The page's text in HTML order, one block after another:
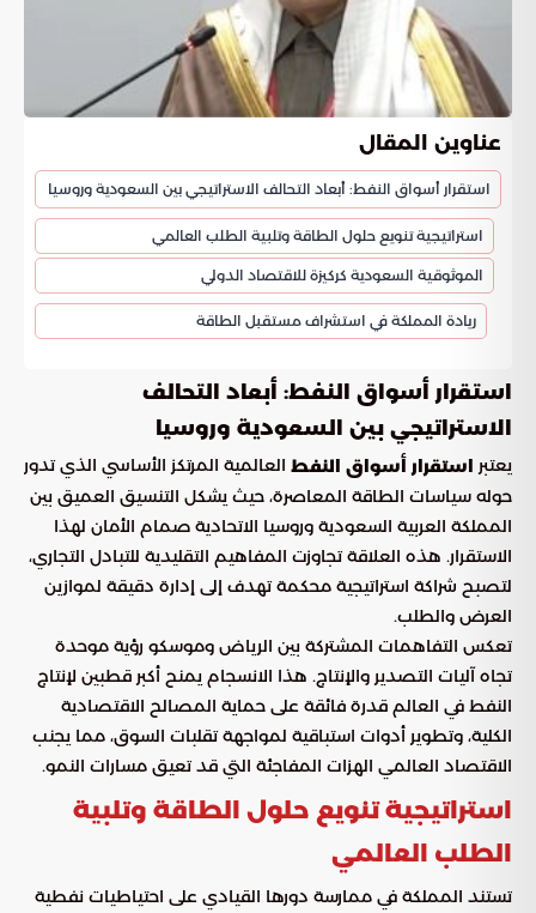
عناوين المقال
استقرار أسواق النفط: أبعاد التحالف الاستراتيجي بين السعودية وروسيا
استراتيجية تنويع حلول الطاقة وتلبية الطلب العالمي
الموثوقية السعودية كركيزة للاقتصاد الدولي
ريادة المملكة في استشراف مستقبل الطاقة
استقرار أسواق النفط: أبعاد التحالف
الاستراتيجي بين السعودية وروسيا
يعتبر استقرار أسواق النفط العالمية المرتكز الأساسي الذي تدور
حوله سياسات الطاقة المعاصرة، حيث يشكل التنسيق العميق بين
المملكة العربية السعودية وروسيا الاتحادية صمام الأمان لهذا
الاستقرار. هذه العلاقة تجاوزت المفاهيم التقليدية للتبادل التجاري،
لتصبح شراكة استراتيجية محكمة تهدف إلى إدارة دقيقة لموازين
العرض والطلب.
تعكس التفاهمات المشتركة بين الرياض وموسكو رؤية موحدة
تجاه آليات التصدير والإنتاج. هذا الانسجام يمنح أكبر قطبين لإنتاج
النفط في العالم قدرة فائقة على حماية المصالح الاقتصادية
الكلية، وتطوير أدوات استباقية لمواجهة تقلبات السوق، مما يجنب
الاقتصاد العالمي الهزات المفاجئة التي قد تعيق مسارات النمو.
استراتيجية تنويع حلول الطاقة وتلبية
الطلب العالمي
تستند المملكة في ممارسة دورها القيادي على احتياطيات نفطية